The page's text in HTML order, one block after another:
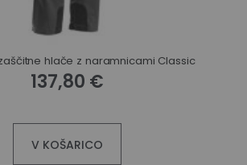
hlače z naramnicami Classic
137,80 €
V KOŠARICO